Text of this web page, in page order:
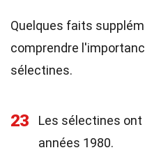
Quelques faits
comprendre
sélectines.
23
Les sélectines
années 1980.